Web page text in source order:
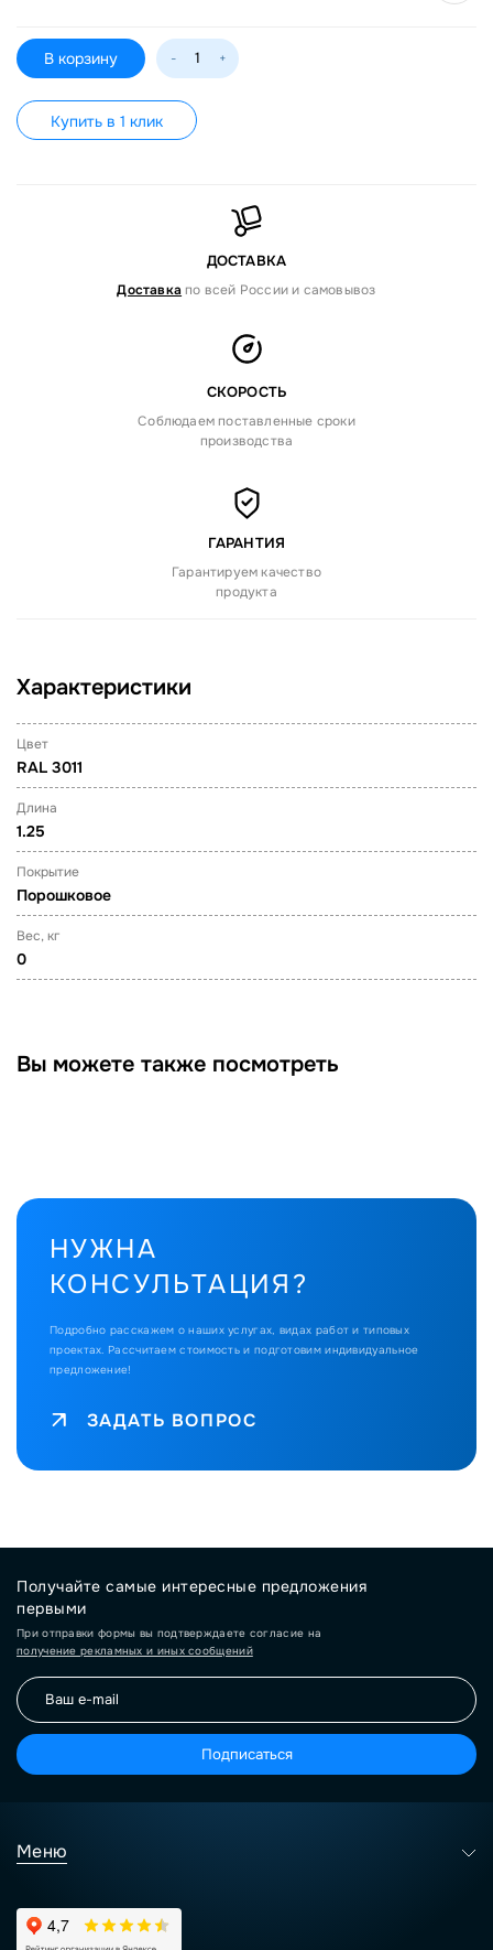
В корзину - +
Купить в 1 клик
ДОСТАВКА
Доставка по всей России и самовывоз
СКОРОСТЬ
Соблюдаем поставленные сроки
производства
ГАРАНТИЯ
Гарантируем качество
продукта
Характеристики
Цвет
RAL 3011
Длина
1.25
Покрытие
Порошковое
Вес, кг
0
Вы можете также посмотреть
НУЖНА
КОНСУЛЬТАЦИЯ?
Подробно расскажем о наших услугах, видах работ и типовых
проектах. Рассчитаем стоимость и подготовим индивидуальное
предложение!
ЗАДАТЬ ВОПРОС
Получайте самые интересные предложения
первыми
При отправки формы вы подтверждаете согласие на
получение рекламных и иных сообщений
Подписаться
Меню